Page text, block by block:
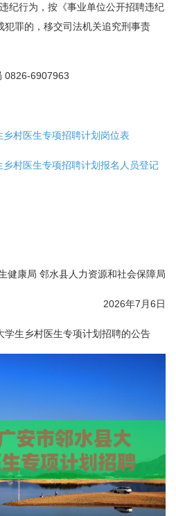
纪行为，按《事业单位公开招聘违纪
犯罪的，移交司法机关追究刑事责
0826-6907963
村医生专项招聘计划岗位表
村医生专项招聘计划报名人员登记
健康局 邻水县人力资源和社会保障局
2026年7月6日
学生乡村医生专项计划招聘的公告